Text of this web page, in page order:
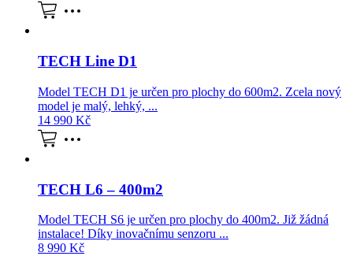
TECH Line D1
Model TECH D1 je určen pro plochy do 600m2. Zcela nový
model je malý, lehký, ...
14 990 Kč
TECH L6 – 400m2
Model TECH S6 je určen pro plochy do 400m2. Již žádná
instalace! Díky inovačnímu senzoru ...
8 990 Kč